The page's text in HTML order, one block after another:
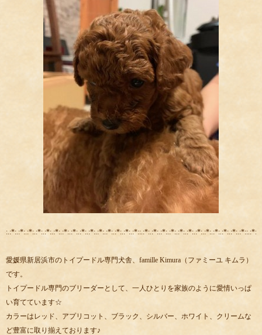
:.:*:.:*:.:*:.:*:.:*:.:*:.:*:.:*:.:*:.:*:.:*:.:*:.:*:.:*:.:*::.:*:.:*:.:*:.:*:.:*:.:*:.:*:.:*:.:*:.:*:.:*:.:*::.:*:.:
愛媛県新居浜市のトイプードル専門犬舎、famille Kimura（ファミーユ キムラ）
です。
トイプードル専門のブリーダーとして、一人ひとりを家族のように愛情いっぱ
い育てています☆
カラーはレッド、アプリコット、ブラック、シルバー、ホワイト、クリームな
ど豊富に取り揃えております♪